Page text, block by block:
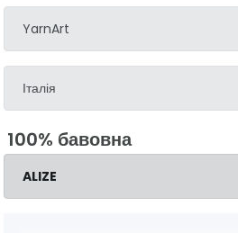
YarnArt
Італія
100% бавовна
ALIZE